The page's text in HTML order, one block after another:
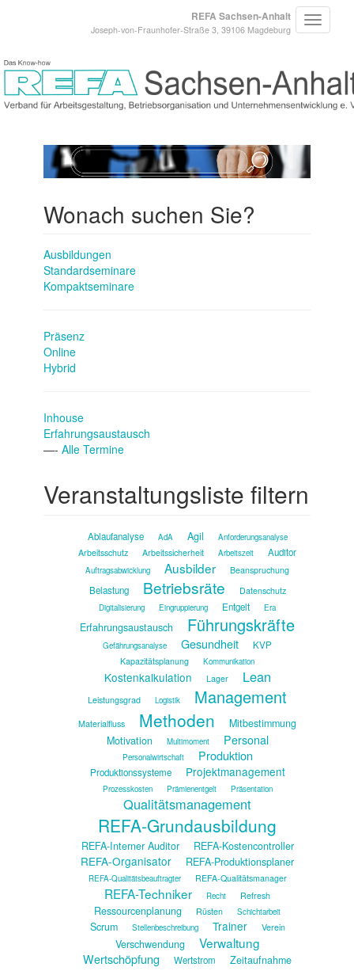
REFA Sachsen-Anhalt
Joseph-von-Fraunhofer-Straße 3, 39106 Magdeburg
Wonach suchen Sie?
Ausbildungen
Standardseminare
Kompaktseminare
Präsenz
Online
Hybrid
Inhouse
Erfahrungsaustausch
—- Alle Termine
Veranstaltungsliste filtern
Ablaufanalyse AdA Agil Anforderungsanalyse
Arbeitsschutz Arbeitssicherheit Arbeitszeit Auditor
Auftragsabwicklung Ausbilder Beanspruchung
Belastung Betriebsräte Datenschutz
Digitalisierung Eingruppierung Entgelt Era
Erfahrungsaustausch Führungskräfte
Gefährungsanalyse Gesundheit KVP
Kapazitätsplanung Kommunikation
Kostenkalkulation Lager Lean
Leistungsgrad Logistik Management
Materialfluss Methoden
Mitbestimmung
Motivation
Multimoment Personal
Personalwirtschaft Produktion
Produktionssysteme Projektmanagement
Prozesskosten Prämienentgelt Präsentation
Qualitätsmanagement
REFA-Grundausbildung
REFA-Interner Auditor REFA-Kostencontroller
REFA-Organisator REFA-Produktionsplaner
REFA-Qualitätsbeauftragter REFA-Qualitätsmanager
REFA-Techniker Recht Refresh
Ressourcenplanung Rüsten Schichtarbeit
Scrum Stellenbeschreibung Trainer Verein
Verschwendung Verwaltung
Wertschöpfung Wertstrom Zeitaufnahme